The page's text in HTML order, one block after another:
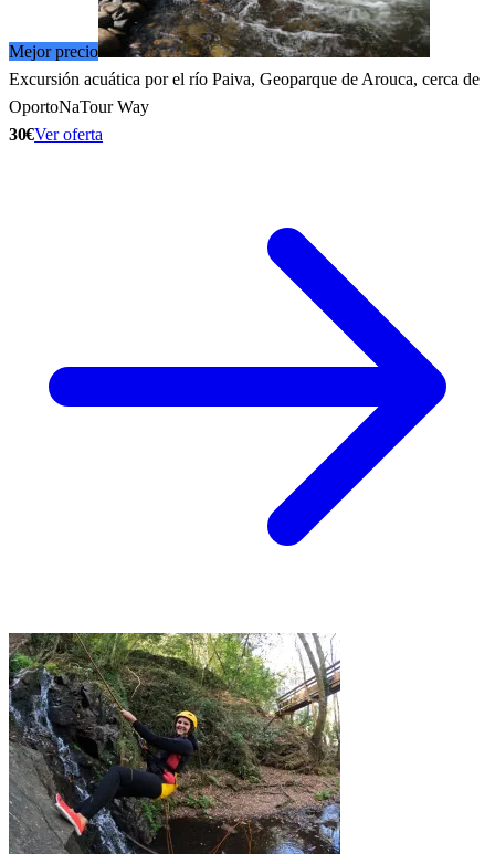
Mejor precio
Excursión acuática por el río Paiva, Geoparque de Arouca, cerca de
OportoNaTour Way
30€Ver oferta